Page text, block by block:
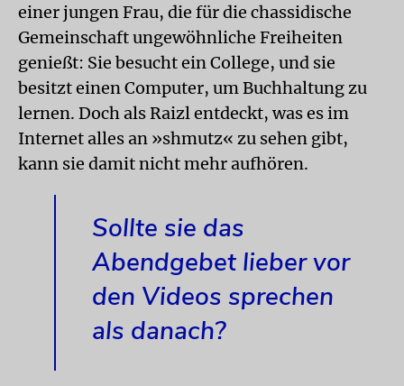
einer jungen Frau, die für die chassidische
Gemeinschaft ungewöhnliche Freiheiten
genießt: Sie besucht ein College, und sie
besitzt einen Computer, um Buchhaltung zu
lernen. Doch als Raizl entdeckt, was es im
Internet alles an »shmutz« zu sehen gibt,
kann sie damit nicht mehr aufhören.
Sollte sie das
Abendgebet lieber vor
den Videos sprechen
als danach?